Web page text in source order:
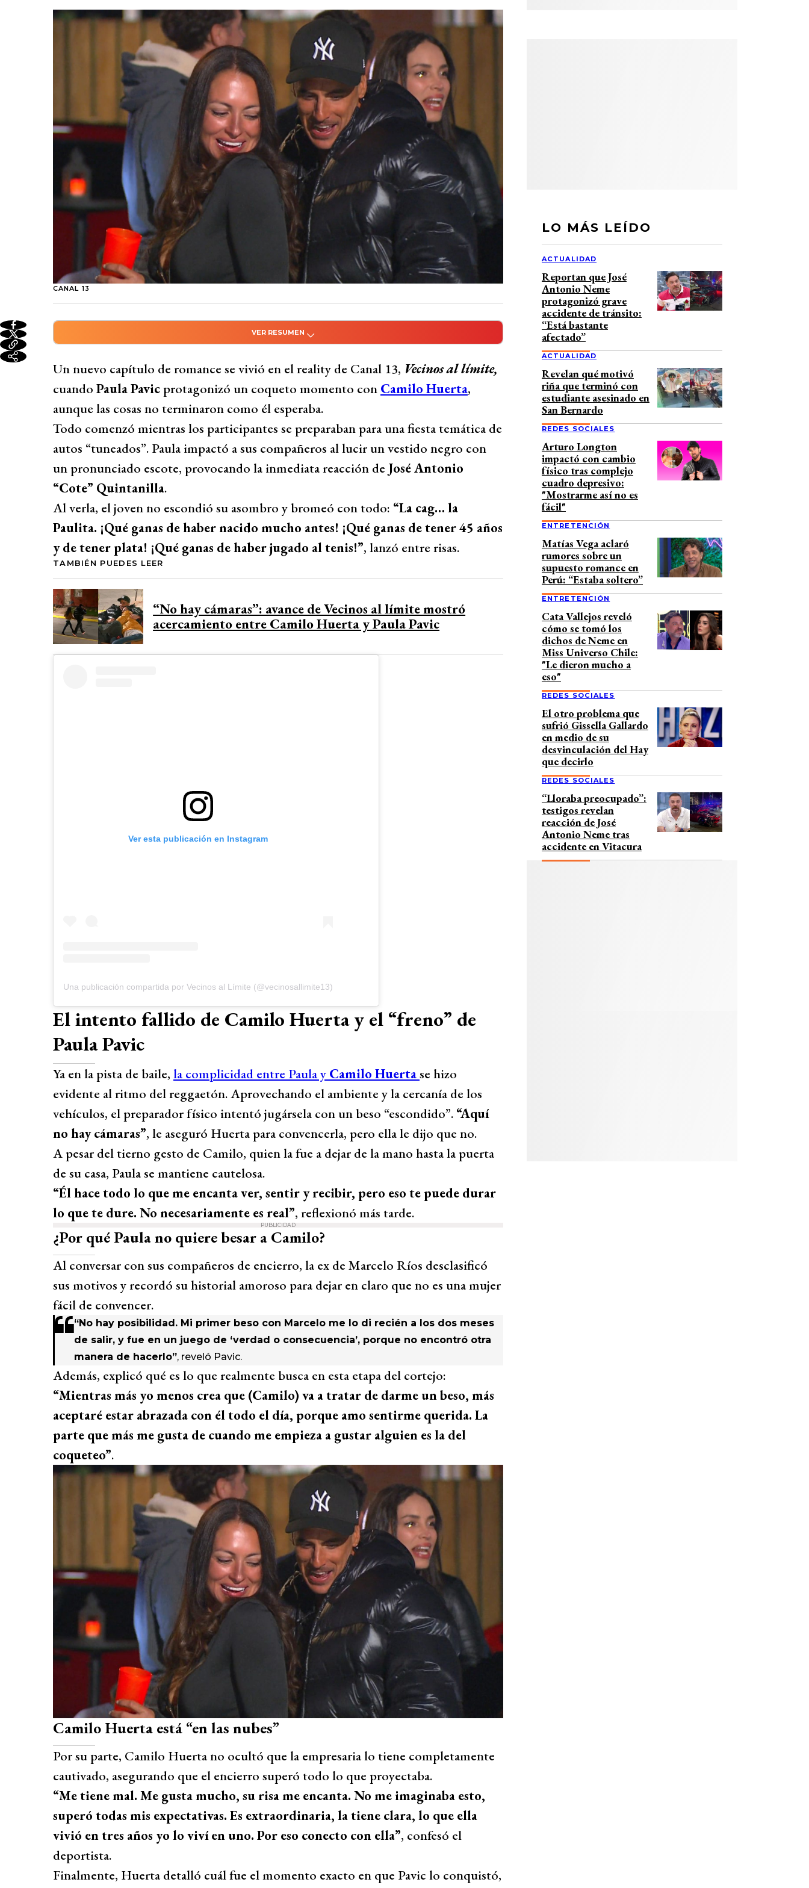
CANAL 13
VER RESUMEN
En el reality Vecinos al límite, Paula Pavic sorprendió con un coqueto momento con
Camilo Huerta durante una fiesta temática de autos “tuneados”, provocando
reacciones entre sus compañeros. A pesar del intento fallido de un beso de Huerta,
Paula se mantuvo cautelosa y explicó sus motivos amorosos. Mientras tanto, Huerta
confesó estar completamente cautivado por Pavic, destacando su rendimiento en
pruebas físicas como factor clave en su atracción.
Un nuevo capítulo de romance se vivió en el reality de Canal 13, Vecinos al límite,
cuando Paula Pavic protagonizó un coqueto momento con Camilo Huerta,
aunque las cosas no terminaron como él esperaba.
Todo comenzó mientras los participantes se preparaban para una fiesta temática de
autos “tuneados”. Paula impactó a sus compañeros al lucir un vestido negro con
un pronunciado escote, provocando la inmediata reacción de José Antonio
“Cote” Quintanilla.
Al verla, el joven no escondió su asombro y bromeó con todo: “La cag… la
Paulita. ¡Qué ganas de haber nacido mucho antes! ¡Qué ganas de tener 45 años
y de tener plata! ¡Qué ganas de haber jugado al tenis!”, lanzó entre risas.
TAMBIÉN PUEDES LEER
“No hay cámaras”: avance de Vecinos al límite mostró
acercamiento entre Camilo Huerta y Paula Pavic
Ver esta publicación en Instagram
Una publicación compartida por Vecinos al Límite (@vecinosallimite13)
El intento fallido de Camilo Huerta y el “freno” de
Paula Pavic
Ya en la pista de baile, la complicidad entre Paula y Camilo Huertase hizo
evidente al ritmo del reggaetón. Aprovechando el ambiente y la cercanía de los
vehículos, el preparador físico intentó jugársela con un beso “escondido”. “Aquí
no hay cámaras”, le aseguró Huerta para convencerla, pero ella le dijo que no.
A pesar del tierno gesto de Camilo, quien la fue a dejar de la mano hasta la puerta
de su casa, Paula se mantiene cautelosa.
“Él hace todo lo que me encanta ver, sentir y recibir, pero eso te puede durar
lo que te dure. No necesariamente es real”, reflexionó más tarde.
PUBLICIDAD
¿Por qué Paula no quiere besar a Camilo?
Al conversar con sus compañeros de encierro, la ex de Marcelo Ríos desclasificó
sus motivos y recordó su historial amoroso para dejar en claro que no es una mujer
fácil de convencer.
“No hay posibilidad. Mi primer beso con Marcelo me lo di recién a los dos meses
de salir, y fue en un juego de ‘verdad o consecuencia’, porque no encontró otra
manera de hacerlo”, reveló Pavic.
Además, explicó qué es lo que realmente busca en esta etapa del cortejo:
“Mientras más yo menos crea que (Camilo) va a tratar de darme un beso, más
aceptaré estar abrazada con él todo el día, porque amo sentirme querida. La
parte que más me gusta de cuando me empieza a gustar alguien es la del
coqueteo”.
Camilo Huerta está “en las nubes”
Por su parte, Camilo Huerta no ocultó que la empresaria lo tiene completamente
cautivado, asegurando que el encierro superó todo lo que proyectaba.
“Me tiene mal. Me gusta mucho, su risa me encanta. No me imaginaba esto,
superó todas mis expectativas. Es extraordinaria, la tiene clara, lo que ella
vivió en tres años yo lo viví en uno. Por eso conecto con ella”, confesó el
deportista.
Finalmente, Huerta detalló cuál fue el momento exacto en que Pavic lo conquistó,
LO MÁS LEÍDO
ACTUALIDAD
Reportan que José
Antonio Neme
protagonizó grave
accidente de tránsito:
“Está bastante
afectado”
ACTUALIDAD
Revelan qué motivó
riña que terminó con
estudiante asesinado en
San Bernardo
REDES SOCIALES
Arturo Longton
impactó con cambio
físico tras complejo
cuadro depresivo:
"Mostrarme así no es
fácil"
ENTRETENCIÓN
Matías Vega aclaró
rumores sobre un
supuesto romance en
Perú: “Estaba soltero”
ENTRETENCIÓN
Cata Vallejos reveló
cómo se tomó los
dichos de Neme en
Miss Universo Chile:
"Le dieron mucho a
eso"
REDES SOCIALES
El otro problema que
sufrió Gissella Gallardo
en medio de su
desvinculación del Hay
que decirlo
REDES SOCIALES
“Lloraba preocupado”:
testigos revelan
reacción de José
Antonio Neme tras
accidente en Vitacura